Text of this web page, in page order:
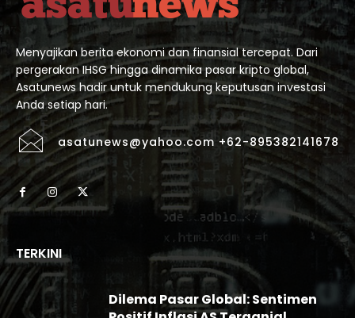
Menyajikan berita ekonomi dan finansial tercepat. Dari
pergerakan IHSG hingga dinamika pasar kripto global,
Asatunews hadir untuk mendukung keputusan investasi
Anda setiap hari.
asatunews@yahoo.com +62-895382141678
TERKINI
Dilema Pasar Global: Sentimen